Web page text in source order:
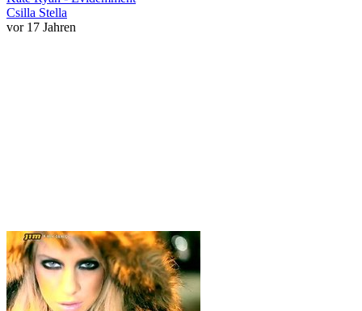
Csilla Stella
vor 17 Jahren